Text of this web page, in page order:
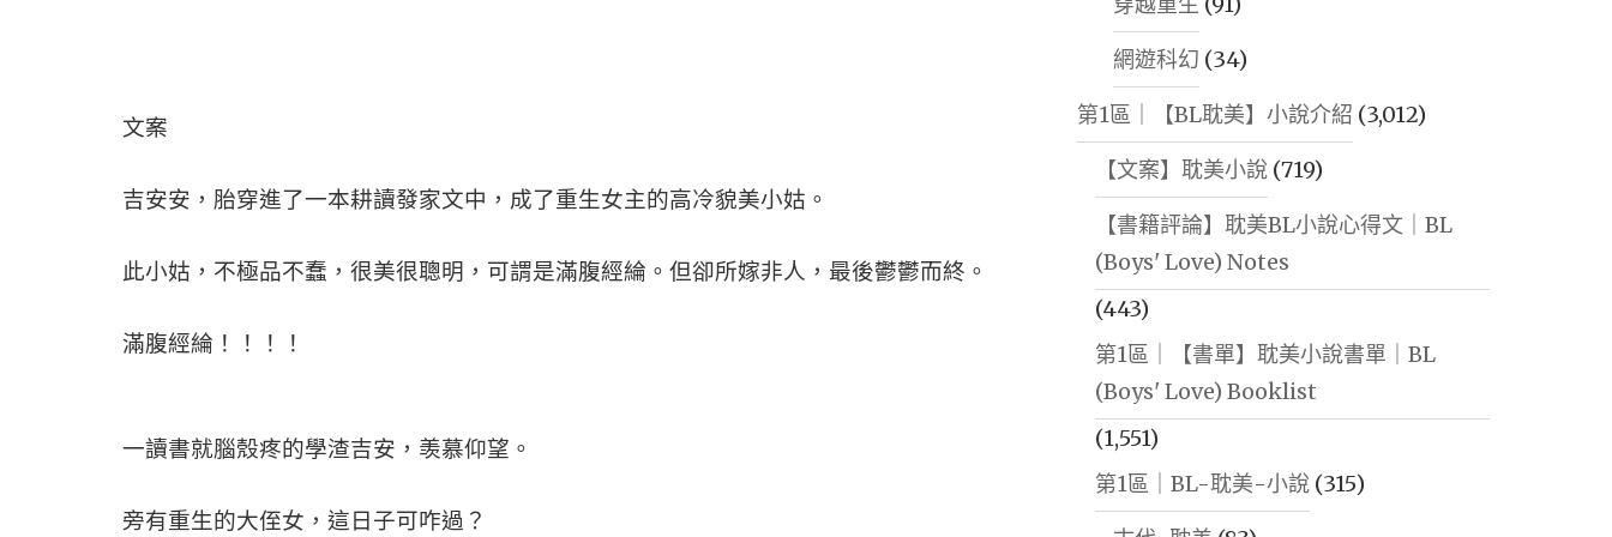
文案
吉安安，胎穿進了一本耕讀發家文中，成了重生女主的高冷貌美小姑。
此小姑，不極品不蠢，很美很聰明，可謂是滿腹經綸。但卻所嫁非人，最後鬱鬱而終。
滿腹經綸！！！！
一讀書就腦殼疼的學渣吉安，羡慕仰望。
旁有重生的大侄女，這日子可咋過？
網遊科幻 (34)
第1區｜【BL耽美】小說介紹 (3,012)
【文案】耽美小說(719)
【書籍評論】耽美BL小說心得文｜BL
(Boys' Love) Notes
(443)
第1區｜【書單】耽美小說書單｜BL
(Boys' Love) Booklist
(1,551)
第1區｜BL-耽美-小說(315)